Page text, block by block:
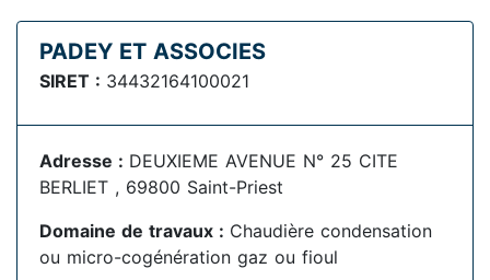
PADEY ET ASSOCIES
SIRET : 34432164100021
Adresse : DEUXIEME AVENUE N° 25 CITE
BERLIET , 69800 Saint-Priest
Domaine de travaux : Chaudière condensation
ou micro-cogénération gaz ou fioul